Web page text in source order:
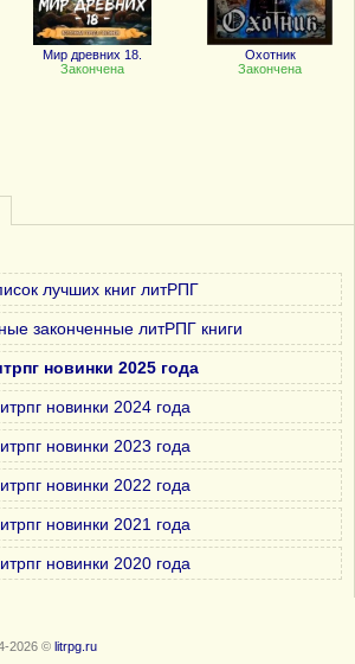
Мир древних 18.
Закончена
Охотник
Закончена
лучших книг литРПГ
законченные литРПГ книги
новинки 2025 года
новинки 2024 года
новинки 2023 года
новинки 2022 года
новинки 2021 года
новинки 2020 года
2026 © litrpg.ru